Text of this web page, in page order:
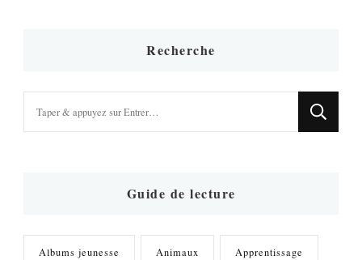
Recherche
Guide de lecture
Albums jeunesse Animaux Apprentissage